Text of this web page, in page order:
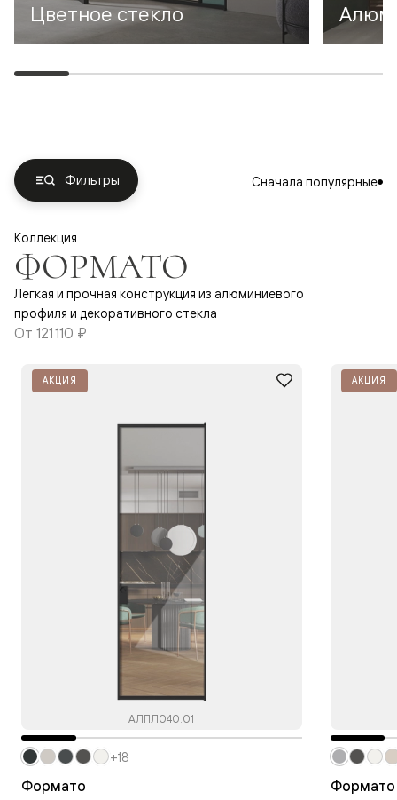
Цветное стекло
Фильтры Сначала популярные
Коллекция
ФОРМАТО
Лёгкая и прочная конструкция из алюминиевого
профиля и декоративного стекла
От 121 110 ₽
АКЦИЯ
АЛПЛ040.01
Формато
+18
АКЦИЯ
Формато